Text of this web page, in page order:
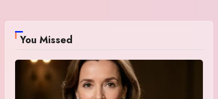
You Missed